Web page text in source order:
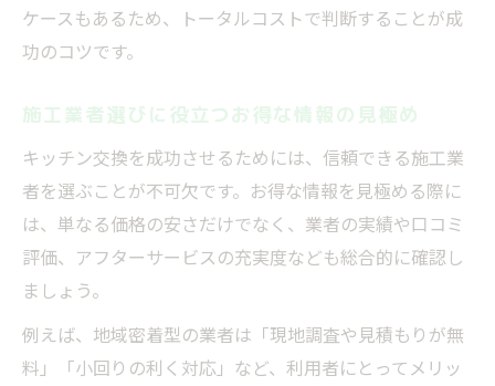
ケースもあるため、トータルコストで判断することが成
功のコツです。
施工業者選びに役立つお得な情報の見極め
キッチン交換を成功させるためには、信頼できる施工業
者を選ぶことが不可欠です。お得な情報を見極める際に
は、単なる価格の安さだけでなく、業者の実績や口コミ
評価、アフターサービスの充実度なども総合的に確認し
ましょう。
例えば、地域密着型の業者は「現地調査や見積もりが無
料」「小回りの利く対応」など、利用者にとってメリッ